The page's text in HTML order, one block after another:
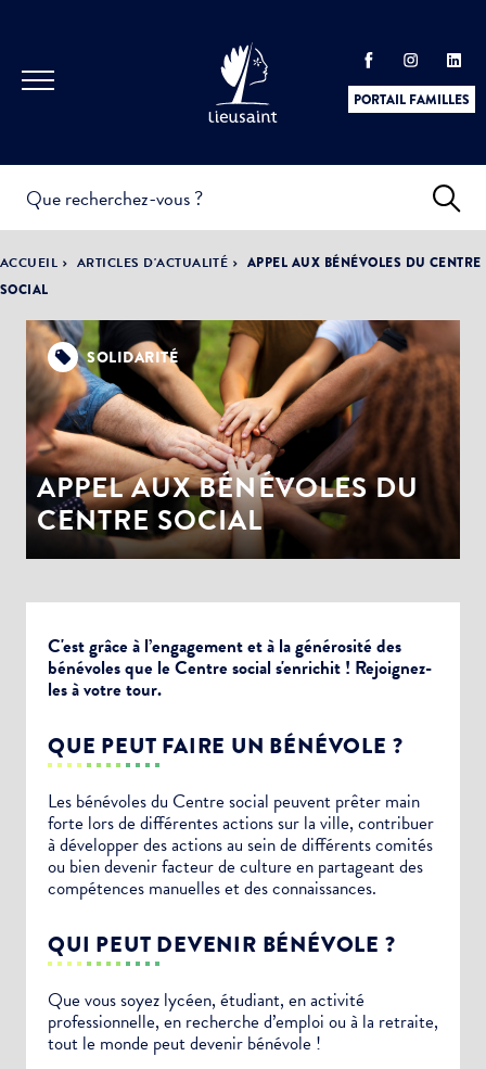
PORTAIL FAMILLES
PRATIQUES &
DÉMARCHES
ACTUALITÉS &
ÉVÈNEMENTS
LA VILLE
DÉMOCRATIE
PARTICIPATIVE
ACCUEIL ARTICLES D'ACTUALITÉ
APPEL AUX BÉNÉVOLES DU CENTRE
SOCIAL
SOLIDARITÉ
APPEL AUX BÉNÉVOLES DU
CENTRE SOCIAL
C'est grâce à l’engagement et à la générosité des
bénévoles que le Centre social s'enrichit ! Rejoignez-
les à votre tour.
QUE PEUT FAIRE UN BÉNÉVOLE ?
Les bénévoles du Centre social peuvent prêter main
forte lors de différentes actions sur la ville, contribuer
à développer des actions au sein de différents comités
ou bien devenir facteur de culture en partageant des
compétences manuelles et des connaissances.
QUI PEUT DEVENIR BÉNÉVOLE ?
Que vous soyez lycéen, étudiant, en activité
professionnelle, en recherche d’emploi ou à la retraite,
tout le monde peut devenir bénévole !